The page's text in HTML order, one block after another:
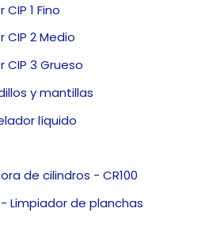
1 Fino
CIP 2 Medio
CIP 3 Grueso
y mantillas
líquido
de cilindros - CR100
Limpiador de planchas